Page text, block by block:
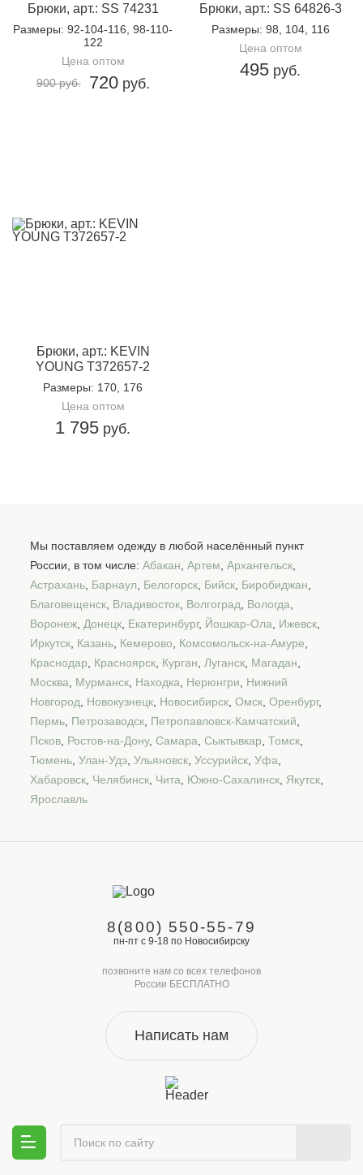
Брюки, арт.: SS 74231
Размеры: 92-104-116, 98-110-
122
Цена оптом
900 руб.
720руб.
Брюки, арт.: SS 64826-3
Размеры: 98, 104, 116
Цена оптом
495 руб.
Брюки, арт.: KEVIN
YOUNG T372657-2
Размеры: 170, 176
Цена оптом
1 795 руб.
Мы поставляем одежду в любой населённый пункт
России, в том числе: Абакан Артем Архангельск
Астрахань Барнаул Белогорск Бийск Биробиджан
Благовещенск Владивосток Волгоград Вологда
Воронеж Донецк Екатеринбург, Йошкар-Ола Ижевск
Иркутск Казань Кемерово Комсомольск-на-Амуре
Краснодар
Красноярск Курган Луганск Магадан
Москва
Мурманск Находка Нерюнгри
Нижний
Новгород
Новокузнецк Новосибирск Омск Оренбург,
Пермь Петрозаводск Петропавловск-Камчатский
Псков Ростов-на-Дону, Самара Сыктывкар Томск
Тюмень Улан-Удэ Ульяновск Уссурийск Уфа
Хабаровск Челябинск Чита Южно-Сахалинск Якутск
Ярославль
8(800) 550-55-79
пн-пт с 9-18 по Новосибирску
позвоните нам со всех телефонов
России БЕСПЛАТНО
Написать нам